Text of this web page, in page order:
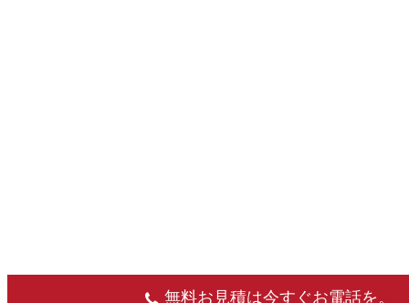
無料お見積は今すぐお電話を。